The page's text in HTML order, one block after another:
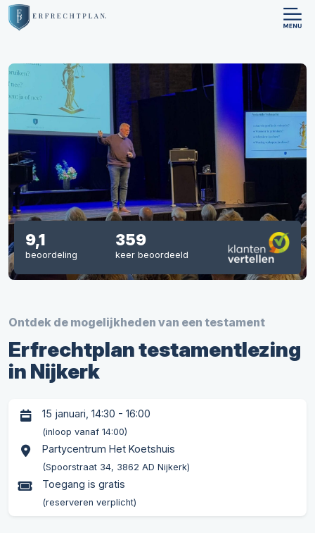
Ontdek de mogelijkheden van een testament
Erfrechtplan testamentlezing
in Nijkerk
15 januari, 14:30 - 16:00
(inloop vanaf 14:00)
Partycentrum Het Koetshuis
(Spoorstraat 34, 3862 AD Nijkerk)
Toegang is gratis
(reserveren verplicht)
9,1
beoordeling
359
keer beoordeeld